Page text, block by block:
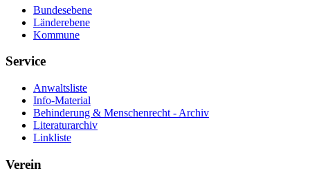
Bundesebene
Länderebene
Kommune
Service
Anwaltsliste
Info-Material
Behinderung & Menschenrecht - Archiv
Literaturarchiv
Linkliste
Verein